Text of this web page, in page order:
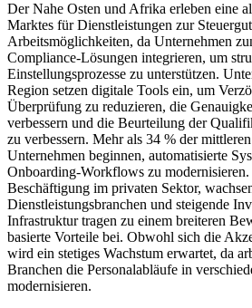
Der Nahe Osten und Afrika erleben eine
Marktes für Dienstleistungen zur
Arbeitsmöglichkeiten, da Unternehmen
Compliance-Lösungen integrieren, um
Einstellungsprozesse zu unterstützen.
Region setzen digitale Tools ein, um
Überprüfung zu reduzieren, die
verbessern und die Beurteilung der
zu verbessern. Mehr als 34 % der
Unternehmen beginnen, automatisierte
Onboarding-Workflows zu
Beschäftigung im privaten Sektor,
Dienstleistungsbranchen und steigende
Infrastruktur tragen zu einem breiteren
basierte Vorteile bei. Obwohl sich die
wird ein stetiges Wachstum erwartet, da
Branchen die Personalabläufe in
modernisieren.